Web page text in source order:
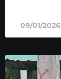
09/01/2026